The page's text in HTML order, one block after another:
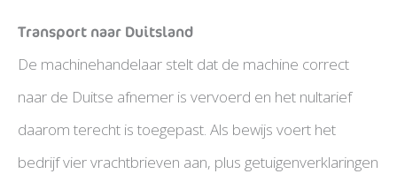
Transport naar Duitsland
De machinehandelaar stelt dat de machine correct
naar de Duitse afnemer is vervoerd en het nultarief
daarom terecht is toegepast. Als bewijs voert het
bedrijf vier vrachtbrieven aan, plus getuigenverklaringen